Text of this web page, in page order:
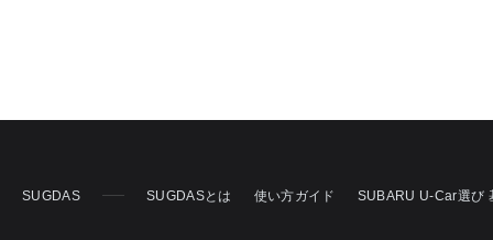
SUGDAS SUGDASとは 使い方ガイド SUBARU U-Car選び